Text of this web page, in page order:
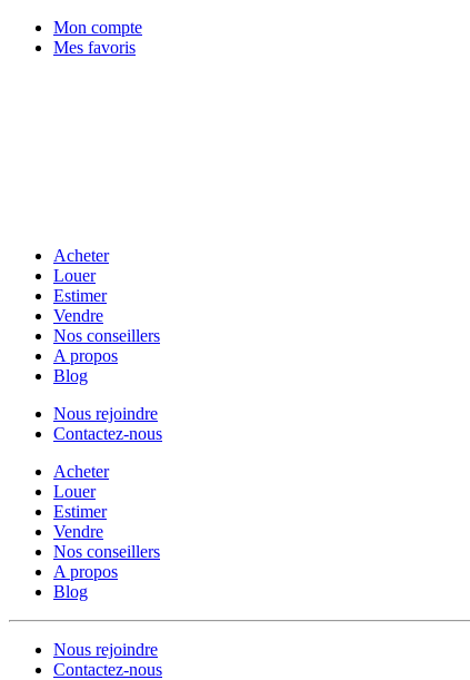
Mon compte
Mes favoris
Acheter
Louer
Estimer
Vendre
Nos conseillers
A propos
Blog
Nous rejoindre
Contactez-nous
Acheter
Louer
Estimer
Vendre
Nos conseillers
A propos
Blog
Nous rejoindre
Contactez-nous